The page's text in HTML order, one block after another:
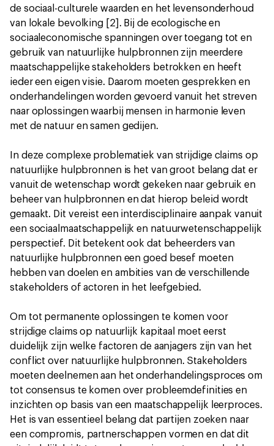
de sociaal-culturele waarden en het levensonderhoud
van lokale bevolking [2]. Bij de ecologische en
sociaaleconomische spanningen over toegang tot en
gebruik van natuurlijke hulpbronnen zijn meerdere
maatschappelijke stakeholders betrokken en heeft
ieder een eigen visie. Daarom moeten gesprekken en
onderhandelingen worden gevoerd vanuit het streven
naar oplossingen waarbij mensen in harmonie leven
met de natuur en samen gedijen.
In deze complexe problematiek van strijdige claims op
natuurlijke hulpbronnen is het van groot belang dat er
vanuit de wetenschap wordt gekeken naar gebruik en
beheer van hulpbronnen en dat hierop beleid wordt
gemaakt. Dit vereist een interdisciplinaire aanpak vanuit
een sociaalmaatschappelijk en natuurwetenschappelijk
perspectief. Dit betekent ook dat beheerders van
natuurlijke hulpbronnen een goed besef moeten
hebben van doelen en ambities van de verschillende
stakeholders of actoren in het leefgebied.
Om tot permanente oplossingen te komen voor
strijdige claims op natuurlijk kapitaal moet eerst
duidelijk zijn welke factoren de aanjagers zijn van het
conflict over natuurlijke hulpbronnen. Stakeholders
moeten deelnemen aan het onderhandelingsproces om
tot consensus te komen over probleemdefinities en
inzichten op basis van een maatschappelijk leerproces.
Het is van essentieel belang dat partijen zoeken naar
een compromis, partnerschappen vormen en dat dit